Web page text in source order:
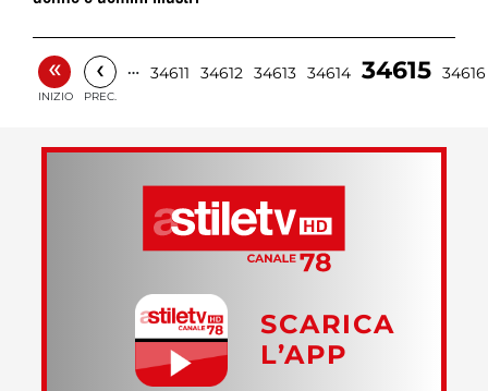
«
INIZIO
‹
PREC.
… 34611 34612 34613 34614 34615 34616
SCARICA
L’APP